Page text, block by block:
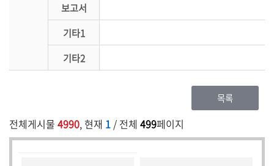
보고서
기타1
기타2
목록
전체게시물 4990, 현재 1 / 전체 499페이지